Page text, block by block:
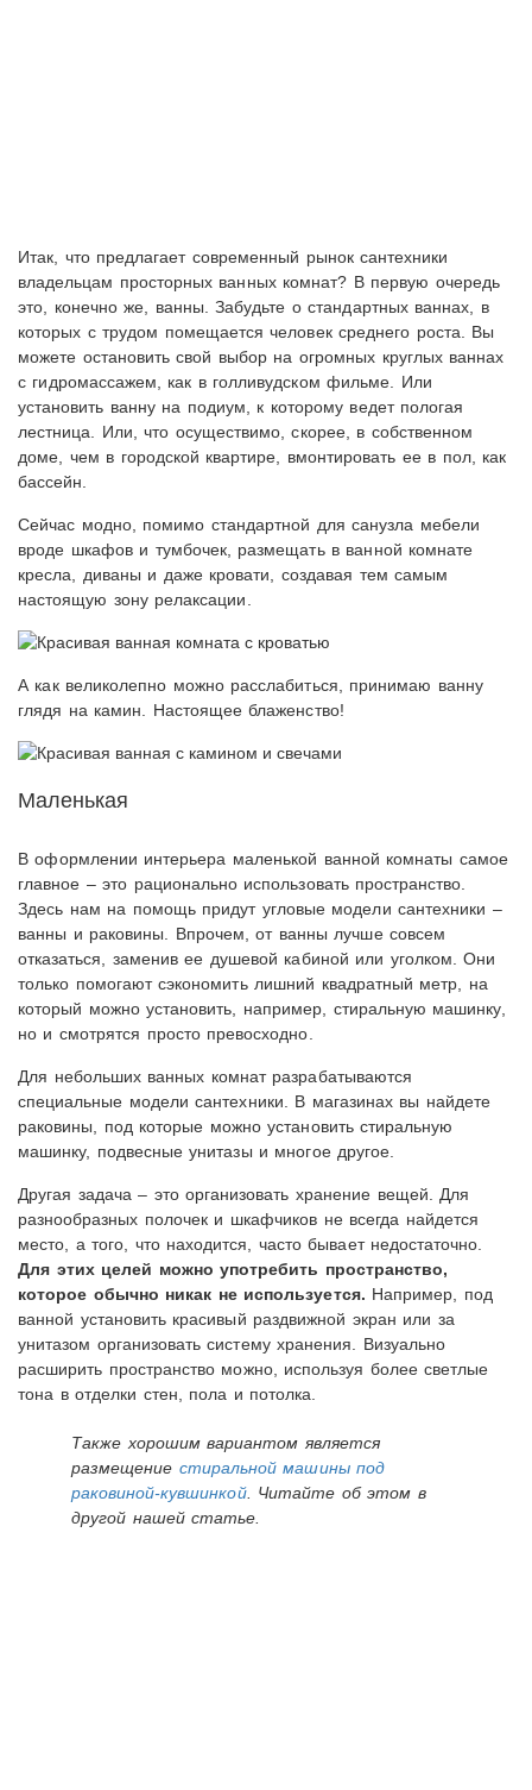
Итак, что предлагает современный рынок сантехники
владельцам просторных ванных комнат? В первую очередь
это, конечно же, ванны. Забудьте о стандартных ваннах, в
которых с трудом помещается человек среднего роста. Вы
можете остановить свой выбор на огромных круглых ваннах
с гидромассажем, как в голливудском фильме. Или
установить ванну на подиум, к которому ведет пологая
лестница. Или, что осуществимо, скорее, в собственном
доме, чем в городской квартире, вмонтировать ее в пол, как
бассейн.
Сейчас модно, помимо стандартной для санузла мебели
вроде шкафов и тумбочек, размещать в ванной комнате
кресла, диваны и даже кровати, создавая тем самым
настоящую зону релаксации.
А как великолепно можно расслабиться, принимаю ванну
глядя на камин. Настоящее блаженство!
Маленькая
В оформлении интерьера маленькой ванной комнаты самое
главное – это рационально использовать пространство.
Здесь нам на помощь придут угловые модели сантехники –
ванны и раковины. Впрочем, от ванны лучше совсем
отказаться, заменив ее душевой кабиной или уголком. Они
только помогают сэкономить лишний квадратный метр, на
который можно установить, например, стиральную машинку,
но и смотрятся просто превосходно.
Для небольших ванных комнат разрабатываются
специальные модели сантехники. В магазинах вы найдете
раковины, под которые можно установить стиральную
машинку, подвесные унитазы и многое другое.
Другая задача – это организовать хранение вещей. Для
разнообразных полочек и шкафчиков не всегда найдется
место, а того, что находится, часто бывает недостаточно.
Для этих целей можно употребить пространство,
которое обычно никак не используется. Например, под
ванной установить красивый раздвижной экран или за
унитазом организовать систему хранения. Визуально
расширить пространство можно, используя более светлые
тона в отделки стен, пола и потолка.
Также хорошим вариантом является
размещение стиральной машины под
раковиной-кувшинкой. Читайте об этом в
другой нашей статье.